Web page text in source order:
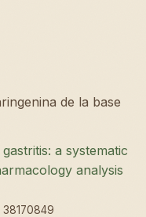
de la base
a systematic
analysis